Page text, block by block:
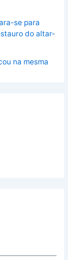
se para
do altar-
na mesma